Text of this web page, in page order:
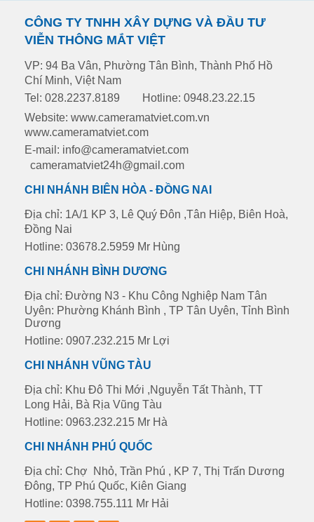
CÔNG TY TNHH XÂY DỰNG VÀ ĐẦU TƯ
VIỄN THÔNG MẮT VIỆT
VP: 94 Ba Vân, Phường Tân Bình, Thành Phố Hồ
Chí Minh, Việt Nam
Tel: 028.2237.8189
Hotline: 0948.23.22.15
Website: www.cameramatviet.com.vn
www.cameramatviet.com
E-mail: info@cameramatviet.com
cameramatviet24h@gmail.com
CHI NHÁNH BIÊN HÒA - ĐỒNG NAI
Địa chỉ: 1A/1 KP 3, Lê Quý Đôn ,Tân Hiệp, Biên Hoà,
Đồng Nai
Hotline: 03678.2.5959 Mr Hùng
CHI NHÁNH BÌNH DƯƠNG
Địa chỉ: Đường N3 - Khu Công Nghiệp Nam Tân
Uyên: Phường Khánh Bình , TP Tân Uyên, Tỉnh Bình
Dương
Hotline: 0907.232.215 Mr Lợi
CHI NHÁNH VŨNG TÀU
Địa chỉ: Khu Đô Thi Mới ,Nguyễn Tất Thành, TT
Long Hải, Bà Rịa Vũng Tàu
Hotline: 0963.232.215 Mr Hà
CHI NHÁNH PHÚ QUỐC
Địa chỉ: Chợ Nhỏ, Trần Phú , KP 7, Thị Trấn Dương
Đông, TP Phú Quốc, Kiên Giang
Hotline: 0398.755.111 Mr Hải